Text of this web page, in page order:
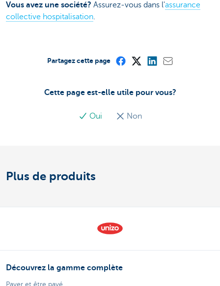
Vous avez une société? Assurez-vous dans l'assurance
collective hospitalisation.
Cette page est-elle utile pour vous?
Oui Non
Partagez cette page
Plus de produits
Découvrez la gamme complète
Payer et être payé